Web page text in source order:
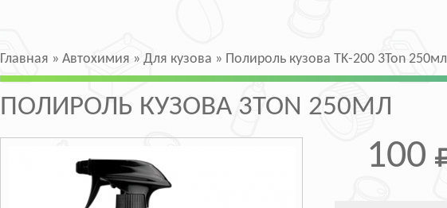
Главная » Автохимия » Для кузова » Полироль кузова ТK-200 3Ton 250мл
ПОЛИРОЛЬ КУЗОВА 3TON 250МЛ
100